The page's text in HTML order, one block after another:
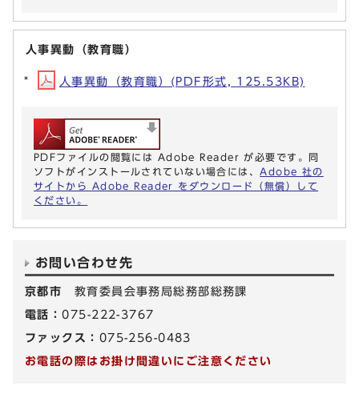
人事異動（教育職）
人事異動（教育職）(PDF形式, 125.53KB)
PDFファイルの閲覧には Adobe Reader が必要です。同
ソフトがインストールされていない場合には、 Adobe 社の
サイトから Adobe Reader をダウンロード（無償）して
ください。
お問い合わせ先
京都市 教育委員会事務局総務部総務課
電話：075-222-3767
ファックス： 075-256-0483
お電話の際はお掛け間違いにご注意ください